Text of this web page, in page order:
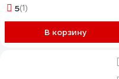
СПБ029375
5(1)
В корзину